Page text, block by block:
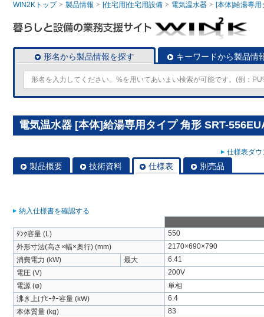
WIN2Kトップ 製品情報 [住宅用]住宅用設備 電気温水器 [本体]給湯専用
形名から製品情報を探す キーワードから製品情
電気温水器 [本体]給湯専用タイプ 角形 SRT-
仕様表ダ
製品概要 技術資料 仕様表 別売品
納入仕様書を確認する
ﾀﾝｸ容量 (L)
550
外形寸法(高さ×幅×奥行) (mm)
2170×690×790
消費電力 (kW)
最大
6.41
電圧 (V)
200V
電源 (φ)
単相
沸き上げﾋｰﾀｰ容量 (kW)
6.4
本体質量 (kg)
83